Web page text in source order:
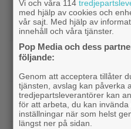
Exklusivt| Vilhelm
Aster – första
oerfaren”
AI|Warner Bros får
Disney Plus|”The
säsonger – tror
Vi och våra 114
med hjälp av cookies och
vår sajt. Med hjälp av
innehåll och våra tjänster.
Pop Media och dess
följande:
Genom att acceptera tillåter
tjänsten, avslag kan påverka
tredjepartsleverantörer kan
för att arbeta, du kan
inställningar när som helst
längst ner på sidan.